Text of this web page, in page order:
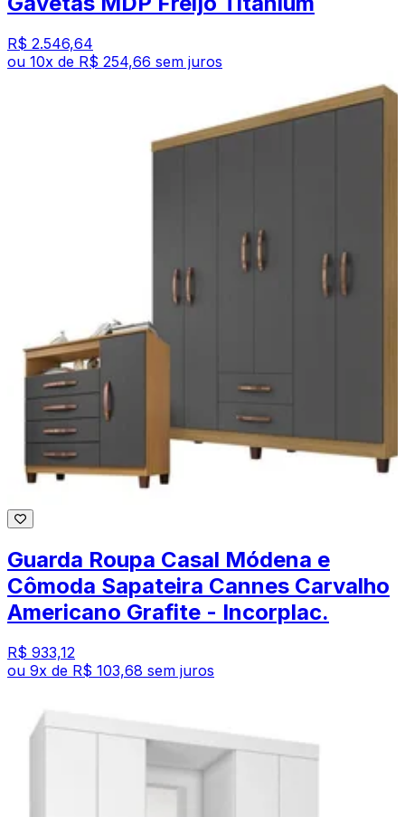
R$ 2.546,64
ou 10x de R$ 254,66 sem juros
Guarda Roupa Casal Módena e
Cômoda Sapateira Cannes Carvalho
Americano Grafite - Incorplac.
R$ 933,12
ou 9x de R$ 103,68 sem juros